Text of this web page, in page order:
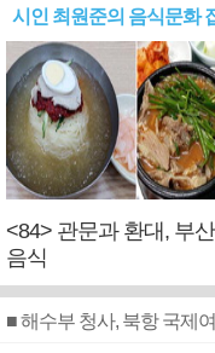
시인 최원준의 음식문화
<84> 관문과 환대, 부
음식
■ 해수부 청사, 북항 국제